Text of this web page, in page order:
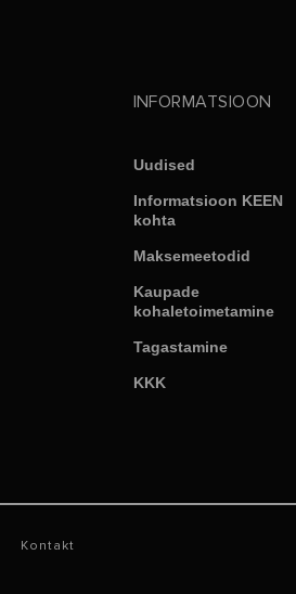
INFORMATSIOON
Uudised
Informatsioon KEEN
kohta
Maksemeetodid
Kaupade
kohaletoimetamine
Tagastamine
KKK
Kontakt